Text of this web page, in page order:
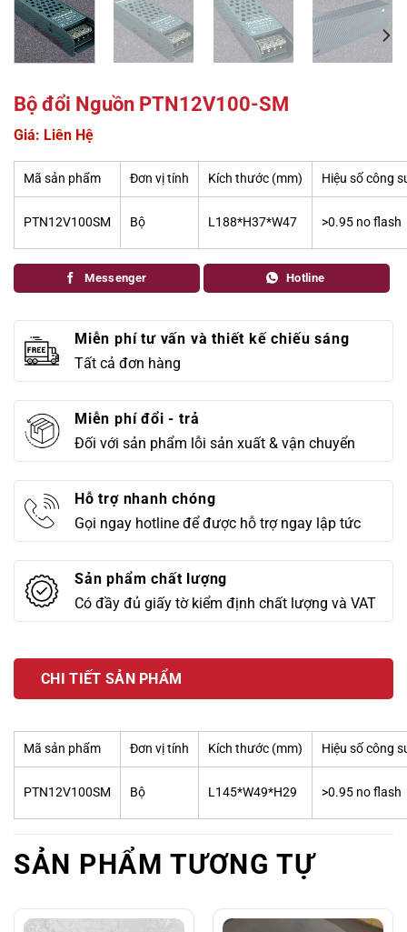
Bộ đổi Nguồn PTN12V100-SM
Giá: Liên Hệ
Mã sản phẩm Đơn vị tính Kích thước (mm) Hiệu số công
PTN12V100SM Bộ L188*H37*W47 >0.95 no flash
Messenger Hotline
Miễn phí tư vấn và thiết kế chiếu sáng
Tất cả đơn hàng
Miễn phí đổi - trả
Đối với sản phẩm lỗi sản xuất & vận chuyển
Hỗ trợ nhanh chóng
Gọi ngay hotline để được hỗ trợ ngay lập tức
Sản phẩm chất lượng
Có đầy đủ giấy tờ kiểm định chất lượng và VAT
CHI TIẾT SẢN PHẨM
Mã sản phẩm Đơn vị tính Kích thước (mm) Hiệu số công
PTN12V100SM Bộ L145*W49*H29 >0.95 no flash
SẢN PHẨM TƯƠNG TỰ